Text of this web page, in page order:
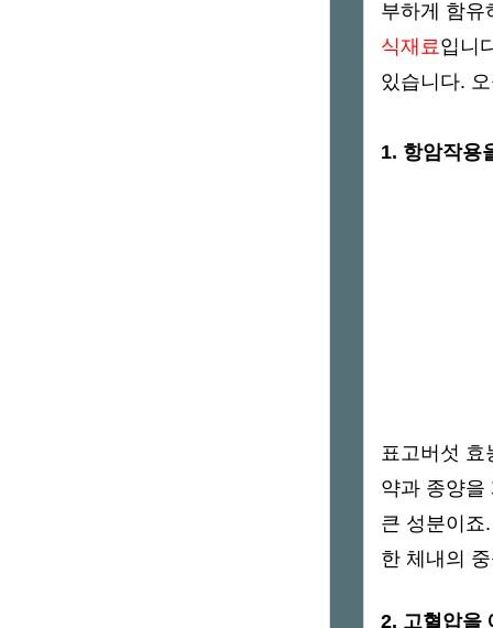
부하게 함유
식재료입니
있습니다.
1. 항암작용
표고버섯 효
약과 종양을
큰 성분이죠
한 체내의
2. 고혈압을